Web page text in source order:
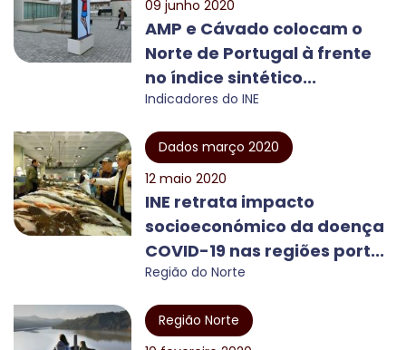
09 junho 2020
AMP e Cávado colocam o
Norte de Portugal à frente
no índice sintético...
Indicadores do INE
Dados março 2020
12 maio 2020
INE retrata impacto
socioeconómico da doença
COVID-19 nas regiões port...
Região do Norte
Região Norte